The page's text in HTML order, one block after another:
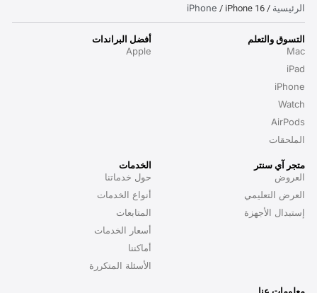
الرئيسية /
iPhone / iPhone 16
التسوق والتعلم
Mac
iPad
iPhone
Watch
AirPods
الملحقات
أفضل البراندات
Apple
متجر آي سنتر
العروض
العرض التعليمي
إستبدال الأجهزة
الخدمات
حول خدماتنا
أنواع الخدمات
المتابعات
أسعار الخدمات
أماكننا
الأسئلة المتكررة